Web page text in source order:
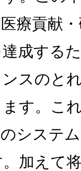
療貢献
成する
スのと
す。こ
システ
加えて